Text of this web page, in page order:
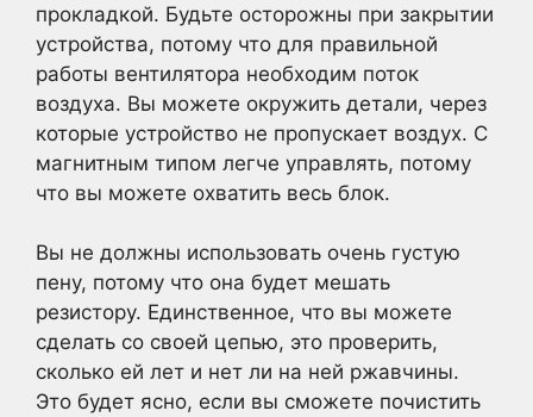
прокладкой. Будьте осторожны при закрытии
устройства, потому что для правильной
работы вентилятора необходим поток
воздуха. Вы можете окружить детали, через
которые устройство не пропускает воздух. С
магнитным типом легче управлять, потому
что вы можете охватить весь блок.
Вы не должны использовать очень густую
пену, потому что она будет мешать
резистору. Единственное, что вы можете
сделать со своей цепью, это проверить,
сколько ей лет и нет ли на ней ржавчины.
Это будет ясно, если вы сможете почистить